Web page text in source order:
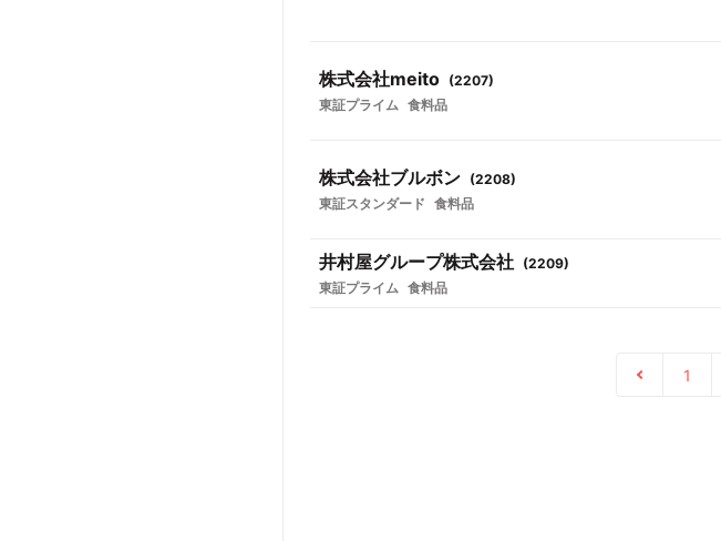
株式会社meito (2207)
東証プライム 食料品
株式会社ブルボン (2208)
東証スタンダード 食料品
井村屋グループ株式会社 (2209)
東証プライム 食料品
1